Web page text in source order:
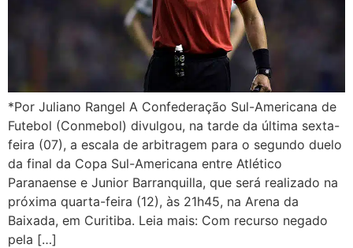
*Por Juliano Rangel A Confederação Sul-Americana de
Futebol (Conmebol) divulgou, na tarde da última sexta-
feira (07), a escala de arbitragem para o segundo duelo
da final da Copa Sul-Americana entre Atlético
Paranaense e Junior Barranquilla, que será realizado na
próxima quarta-feira (12), às 21h45, na Arena da
Baixada, em Curitiba. Leia mais: Com recurso negado
pela […]